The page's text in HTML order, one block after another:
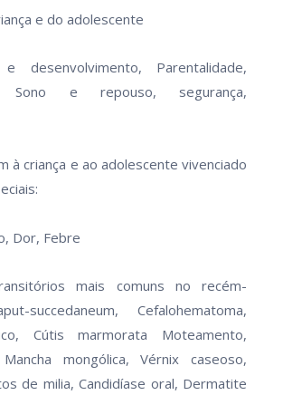
e do adolescente
e desenvolvimento, Parentalidade,
Sono e repouso, segurança,
à criança e ao adolescente vivenciado
Dor, Febre
mais comuns no recém-
succedaneum, Cefalohematoma,
Cútis marmorata Moteamento,
mongólica, Vérnix caseoso,
de milia, Candidíase oral, Dermatite